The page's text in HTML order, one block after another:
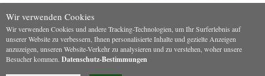
Wir verwenden Cookies
Wir verwenden Cookies und andere Tracking-Technologien, um Ihr Surferlebnis auf
unserer Website zu verbessern, Ihnen personalisierte Inhalte und gezielte Anzeigen
anzuzeigen, unseren Website-Verkehr zu analysieren und zu verstehen, woher unsere
Besucher kommen. Datenschutz-Bestimmungen